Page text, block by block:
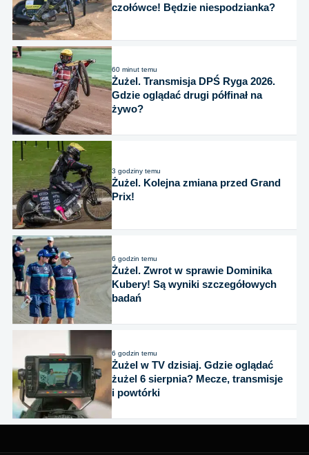
czołówce! Będzie niespodzianka?
60 minut temu
Żużel. Transmisja DPŚ Ryga 2026.
Gdzie oglądać drugi półfinał na
żywo?
3 godziny temu
Żużel. Kolejna zmiana przed Grand
Prix!
6 godzin temu
Żużel. Zwrot w sprawie Dominika
Kubery! Są wyniki szczegółowych
badań
6 godzin temu
Żużel w TV dzisiaj. Gdzie oglądać
żużel 6 sierpnia? Mecze, transmisje
i powtórki